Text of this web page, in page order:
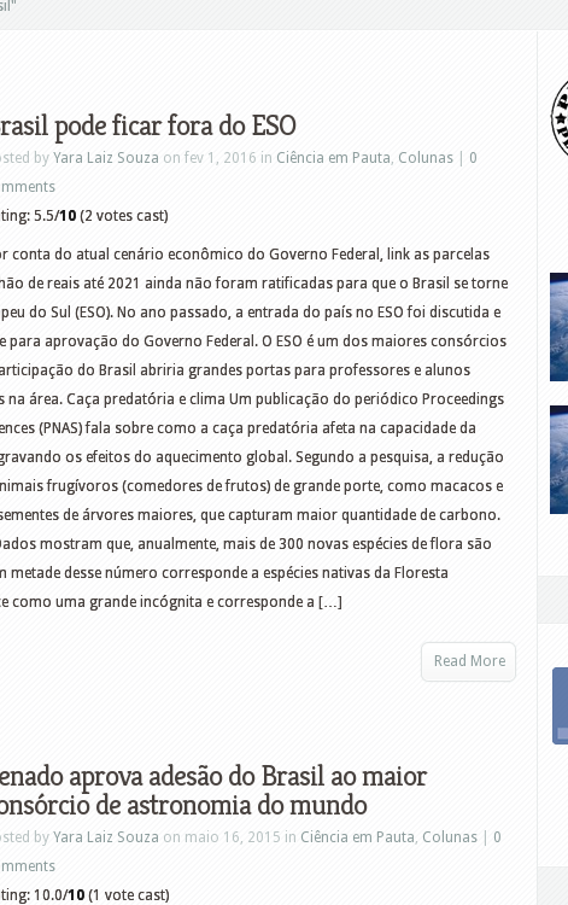
pode ficar fora do ESO
by Yara Laiz Souza on fev 1, 2016 in Ciência em Pauta, Colunas
0
5.5/10 (2 votes cast)
conta do atual cenário econômico do Governo Federal, link as parcelas
de reais até 2021 ainda não foram ratificadas para que o Brasil se torne
do Sul (ESO). No ano passado, a entrada do país no ESO foi discutida e
para aprovação do Governo Federal. O ESO é um dos maiores consórcios
do Brasil abriria grandes portas para professores e alunos
área. Caça predatória e clima Um publicação do periódico Proceedings
(PNAS) fala sobre como a caça predatória afeta na capacidade da
os efeitos do aquecimento global. Segundo a pesquisa, a redução
frugívoros (comedores de frutos) de grande porte, como macacos e
de árvores maiores, que capturam maior quantidade de carbono.
mostram que, anualmente, mais de 300 novas espécies de flora são
metade desse número corresponde a espécies nativas da Floresta
como uma grande incógnita e corresponde a […]
Read More
aprova adesão do Brasil ao maior
de astronomia do mundo
by Yara Laiz Souza on maio 16, 2015 in Ciência em Pauta, Colunas
0
10.0/10 (1 vote cast)